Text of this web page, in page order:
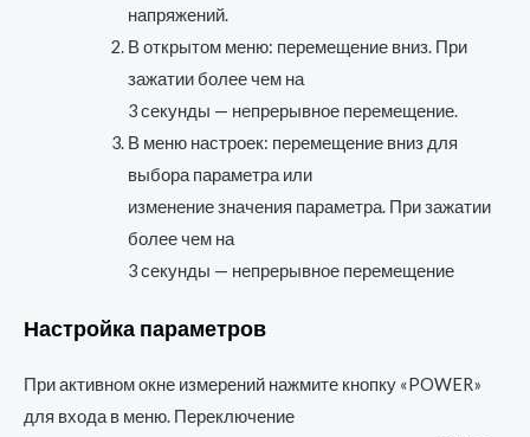
напряжений.
В открытом меню: перемещение вниз. При
зажатии более чем на
3 секунды — непрерывное перемещение.
В меню настроек: перемещение вниз для
выбора параметра или
изменение значения параметра. При зажатии
более чем на
3 секунды — непрерывное перемещение
Настройка параметров
При активном окне измерений нажмите кнопку «POWER»
для входа в меню. Переключение